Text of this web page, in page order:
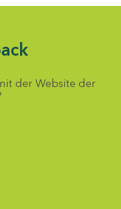
der Website der
auswählen